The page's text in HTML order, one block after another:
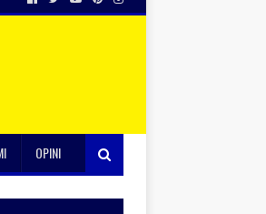
OPINI